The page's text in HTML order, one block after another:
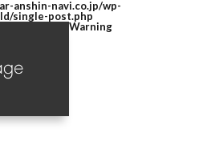
anshin-navi.co.jp/wp-
single-post.php
Warning